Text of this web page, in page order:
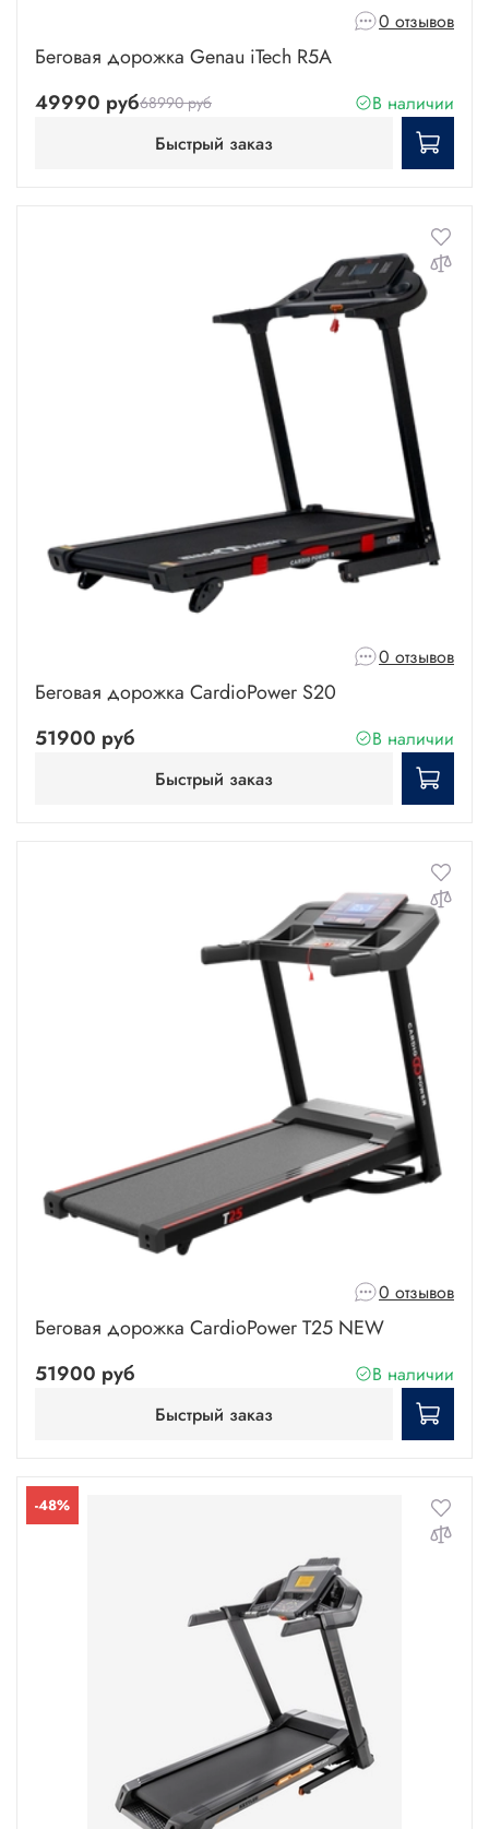
0 отзывов
Беговая дорожка Genau iTech R5A
49990 руб68990 руб
В наличии
Быстрый заказ
0 отзывов
Беговая дорожка CardioPower S20
51900 руб
В наличии
Быстрый заказ
0 отзывов
Беговая дорожка CardioPower T25 NEW
51900 руб
В наличии
Быстрый заказ
-48%